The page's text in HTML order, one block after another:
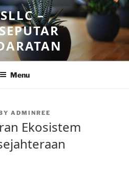
–
Menu
ADMINREE
Ekosistem